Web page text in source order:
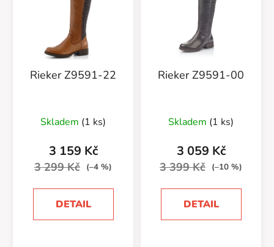
Rieker Z9591-22
Skladem (1 ks)
3 159 Kč
3 299 Kč (–4 %)
DETAIL
Rieker Z9591-00
Skladem (1 ks)
3 059 Kč
3 399 Kč (–10 %)
DETAIL